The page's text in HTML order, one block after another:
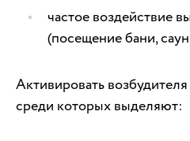
частое воздействие
(посещение бани,
Активировать
среди которых выделяют: